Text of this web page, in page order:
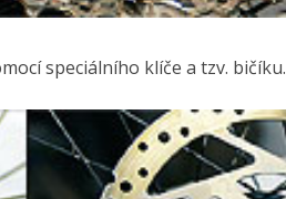
speciálního klíče a tzv. bičíku.